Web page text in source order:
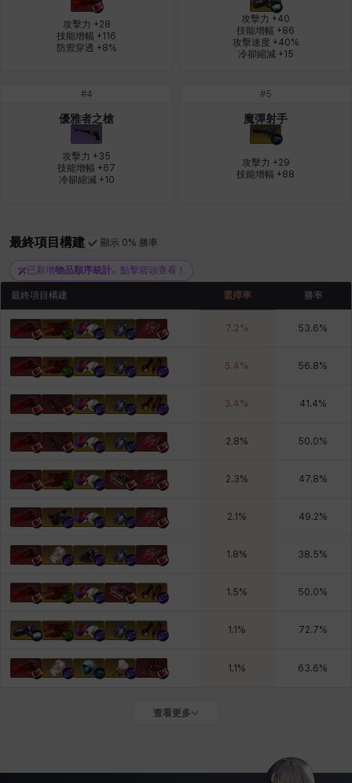
莉央 菲歐拉
蓋瑞特 達爾科
阿爾達 雪琳
青燕 馬庫斯 馬格努斯
攻擊力 +28
技能增幅 +116
防禦穿透 +8%
攻擊力 +40
技能增幅 +86
攻擊速度 +40%
冷卻縮減 +15
#4
優雅者之槍
攻擊力 +35
技能增幅 +67
冷卻縮減 +10
#5
魔彈射手
攻擊力 +29
技能增幅 +88
最終項目構建 顯示 0% 勝率
已新增物品順序統計。點擊箭頭查看！
最終項目構建 選擇率 勝率
7.2% 53.6%
5.4% 56.8%
3.4% 41.4%
2.8% 50.0%
2.3% 47.8%
2.1 % 49.2%
1.8% 38.5%
1.5% 50.0%
1.1 % 72.7%
1.1 % 63.6%
查看更多